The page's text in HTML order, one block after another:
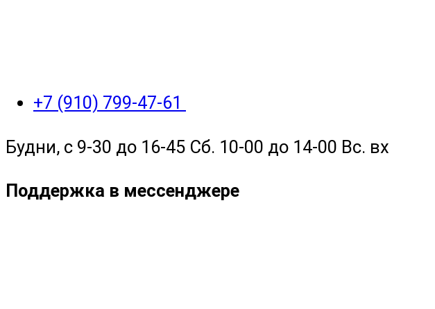
+7 (910) 799-47-61
Будни, с 9-30 до 16-45 Сб. 10-00 до 14-00 Вс. вх
Поддержка в мессенджере